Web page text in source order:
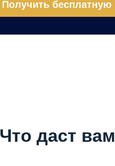
Получить бесплатную
Что даст